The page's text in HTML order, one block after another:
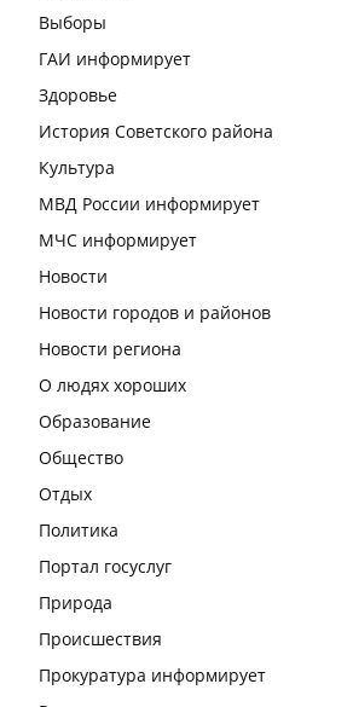
Выборы
ГАИ информирует
Здоровье
История Советского района
Культура
МВД России информирует
МЧС информирует
Новости
Новости городов и районов
Новости региона
О людях хороших
Образование
Общество
Отдых
Политика
Портал госуслуг
Природа
Происшествия
Прокуратура информирует